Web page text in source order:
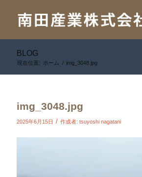
BLOG
現在位置: ホーム / img_3048.jpg
img_3048.jpg
2025年6月15日 / 作成者: tsuyoshi nagatani